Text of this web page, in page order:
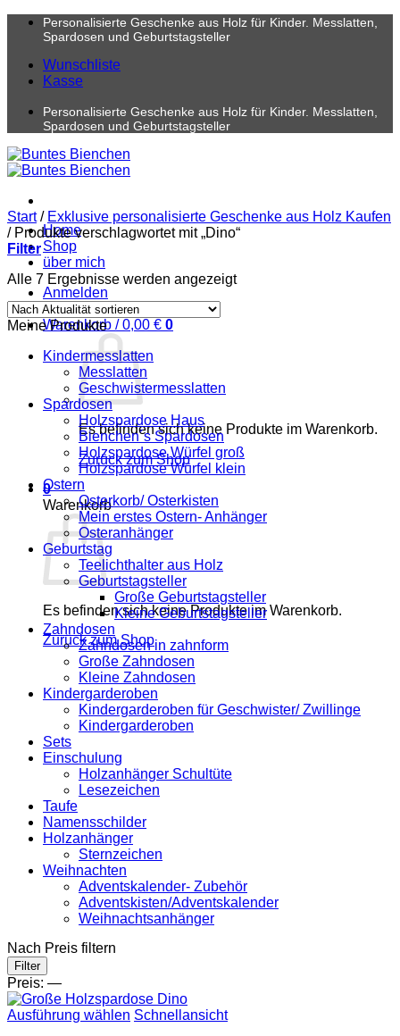
Zum
Personalisierte Geschenke aus Holz für Kinder. Messlatten,
Spardosen und Geburtstagsteller
Wunschliste
Kasse
Personalisierte Geschenke aus Holz für Kinder. Messlatten,
Spardosen und Geburtstagsteller
Home
Shop
über mich
Anmelden
Warenkorb /0,00 € 0
Es befinden sich keine Produkte im Warenkorb.
Zurück zum Shop
0
Warenkorb
Es befinden sich keine Produkte im Warenkorb.
Zurück zum Shop
Start / Exklusive personalisierte Geschenke aus Holz Kaufen
/Produkte verschlagwortet mit „Dino“
Filter
Alle 7 Ergebnisse werden angezeigtNach
Meine Produkte
Kindermesslatten
Messlatten
Geschwistermesslatten
Spardosen
Holzspardose Haus
Bienchen´s Spardosen
Holzspardose Würfel groß
Holzspardose Würfel klein
Ostern
Osterkorb/ Osterkisten
Mein erstes Ostern- Anhänger
Osteranhänger
Geburtstag
Teelichthalter aus Holz
Geburtstagsteller
Große Geburtstagsteller
Kleine Geburtstagsteller
Zahndosen
Zahndosen in zahnform
Große Zahndosen
Kleine Zahndosen
Kindergarderoben
Kindergarderoben für Geschwister/ Zwillinge
Kindergarderoben
Sets
Einschulung
Holzanhänger Schultüte
Lesezeichen
Taufe
Namensschilder
Holzanhänger
Sternzeichen
Weihnachten
Adventskalender- Zubehör
Adventskisten/Adventskalender
Weihnachtsanhänger
Nach Preis filtern
Min.
Preis
Max.
Preis
Filter
Preis: —
Ausführung wählen Schnellansicht